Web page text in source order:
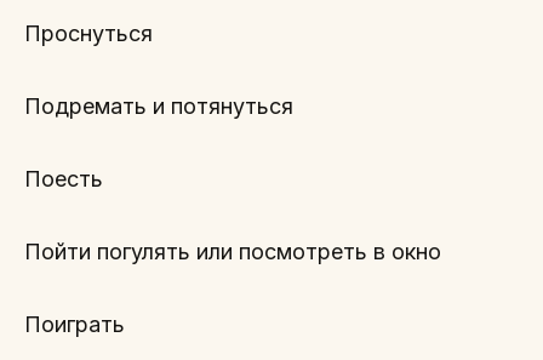
Проснуться
Подремать и потянуться
Поесть
Пойти погулять или посмотреть в окно
Поиграть